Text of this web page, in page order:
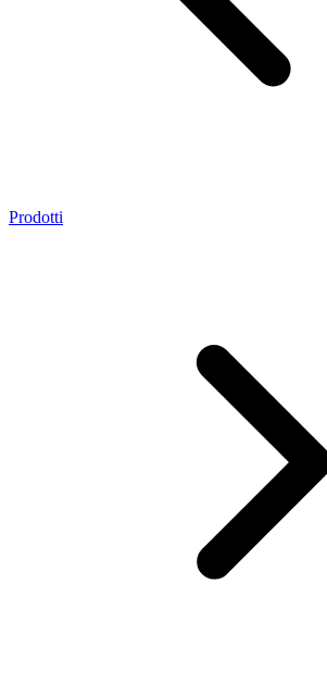
Prodotti